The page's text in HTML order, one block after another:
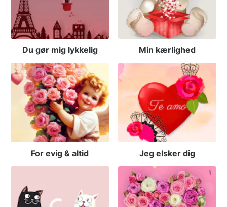
Du gør mig lykkelig Min kærlighed
For evig & altid Jeg elsker dig